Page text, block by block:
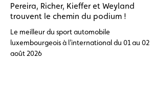
Pereira, Richer, Kieffer et Weyland
trouvent le chemin du podium !
Le meilleur du sport automobile
luxembourgeois à l’international du 01 au 02
août 2026